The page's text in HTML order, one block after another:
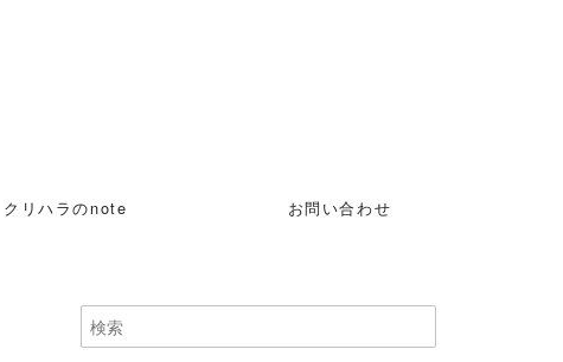
クリハラのnote お問い合わせ